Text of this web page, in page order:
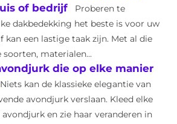
of bedrijf
Proberen te
dakbedekking het beste is voor uw
kan een lastige taak zijn. Met al die
soorten, materialen...
die op elke manier
Niets kan de klassieke elegantie van
avondjurk verslaan. Kleed elke
en zie haar veranderen in